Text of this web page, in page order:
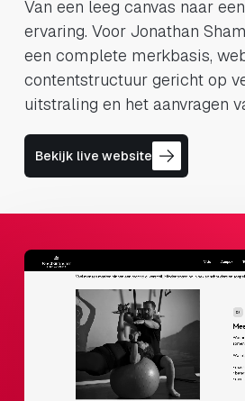
Van een leeg canvas naar
ervaring. Voor Jonathan
een complete merkbasis,
contentstructuur gericht op
uitstraling en het aanvragen
Bekijk live website